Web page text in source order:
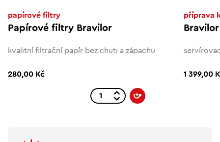
papírové filtry
Papírové filtry Bravilor
kvalitní filtrační papír bez chuti a zápachu
280,00 Kč
příprava
1 399,00